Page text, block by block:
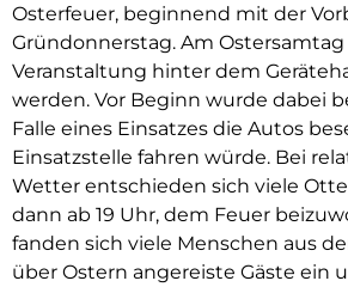
Osterfeuer, beginnend mit der
Gründonnerstag. Am
Veranstaltung hinter dem
werden. Vor Beginn wurde dabei
Falle eines Einsatzes die Autos
Einsatzstelle fahren würde. Bei
Wetter entschieden sich viele
dann ab 19 Uhr, dem Feuer
fanden sich viele Menschen aus
über Ostern angereiste Gäste ein